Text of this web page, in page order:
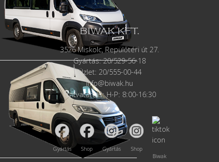
BIWAK KFT.
3526 Miskolc, Repülőtéri út 27.
Gyártás:20/529-56-18
Üzlet: 20/555-00-44
info@biwak.hu
Nyitvatartás: H-P: 8:00-16:30
Gyártás Shop Gyártás
Shop
Biwak